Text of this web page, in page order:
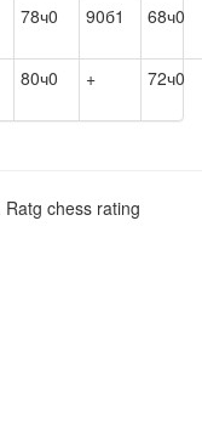
78ч0 90б1 68ч0
80ч0 + 72ч0
chess rating